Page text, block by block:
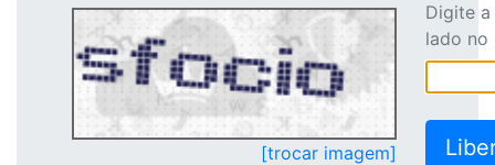
[trocar imagem]
Digite
lado no